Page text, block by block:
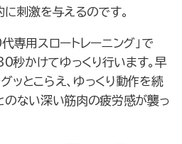
刺激を与えるのです。
専用スロートレーニング」で
秒かけてゆっくり行います。早
ッとこらえ、ゆっくり動作を続
のない深い筋肉の疲労感が襲っ